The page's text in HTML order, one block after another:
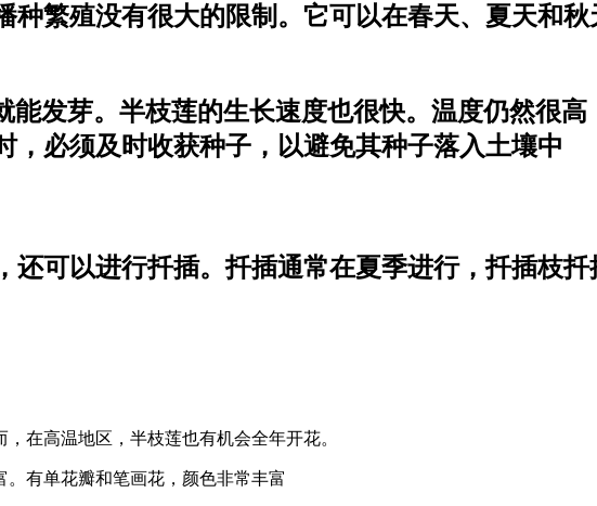
种繁殖没有很大的限制。它可以在春天、夏天和
发芽。半枝莲的生长速度也很快。温度仍然很
，必须及时收获种子，以避免其种子落入土壤中
可以进行扦插。扦插通常在夏季进行，扦插枝扦
在高温地区，半枝莲也有机会全年开花。
有单花瓣和笔画花，颜色非常丰富